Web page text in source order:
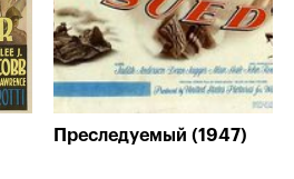
Преследуемый (1947)